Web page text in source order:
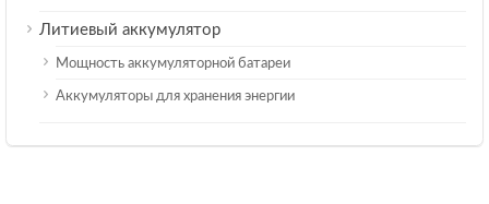
Литиевый аккумулятор
Мощность аккумуляторной батареи
Аккумуляторы для хранения энергии